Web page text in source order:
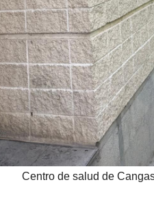
Centro de salud de